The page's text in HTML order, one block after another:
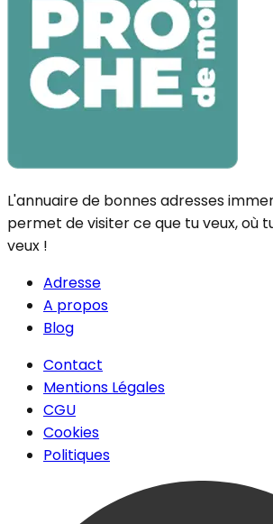
L'annuaire de bonnes adresses
permet de visiter ce que tu veux, où
veux !
Adresse
A propos
Blog
Contact
Mentions Légales
CGU
Cookies
Politiques